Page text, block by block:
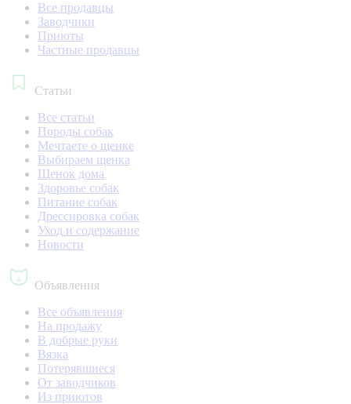
Все продавцы
Заводчики
Приюты
Частные продавцы
Статьи
Все статьи
Породы собак
Мечтаете о щенке
Выбираем щенка
Щенок дома
Здоровье собак
Питание собак
Дрессировка собак
Уход и содержание
Новости
Объявления
Все объявления
На продажу
В добрые руки
Вязка
Потерявшиеся
От заводчиков
Из приютов